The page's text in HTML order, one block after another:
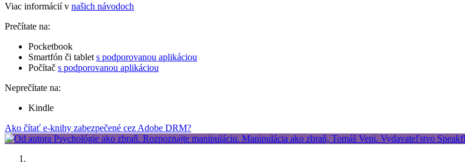
Viac informácií v našich návodoch
Prečítate na:
Pocketbook
Smartfón či tablet s podporovanou aplikáciou
Počítač s podporovanou aplikáciou
Neprečítate na:
Kindle
Ako čítať e-knihy zabezpečené cez Adobe DRM?